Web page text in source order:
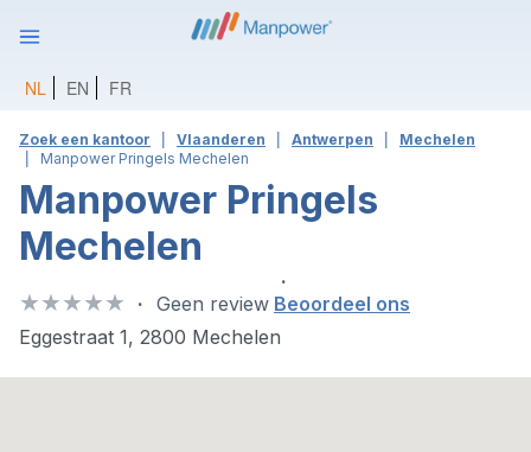
NL EN FR
Zoek een kantoor Vlaanderen Antwerpen
Mechelen
Manpower Pringels Mechelen
Manpower Pringels
Mechelen
Geen review Beoordeel ons
Eggestraat 1, 2800 Mechelen